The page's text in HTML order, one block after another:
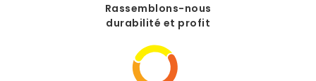
Rassemblons-nous
durabilité et profit